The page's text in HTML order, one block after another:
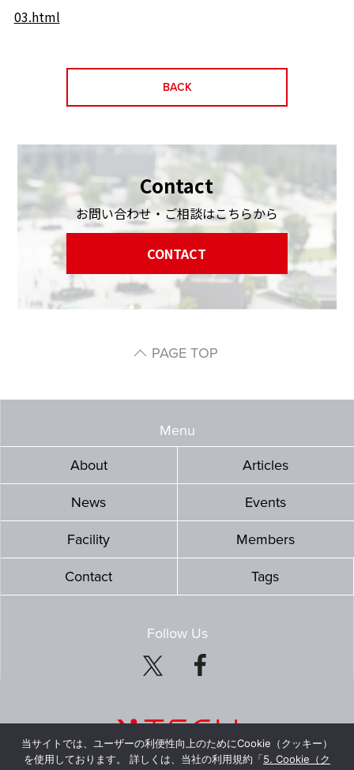
03.html
BACK
Contact
お問い合わせ・ご相談はこちらから
CONTACT
PAGE TOP
Menu
About
Articles
News Events
Facility Members
Contact Tags
Follow Us
当サイトでは、ユーザーの利便性向上のためにCookie（クッキー）
を使用しております。 詳しくは、当社の利用規約「5. Cookie（ク